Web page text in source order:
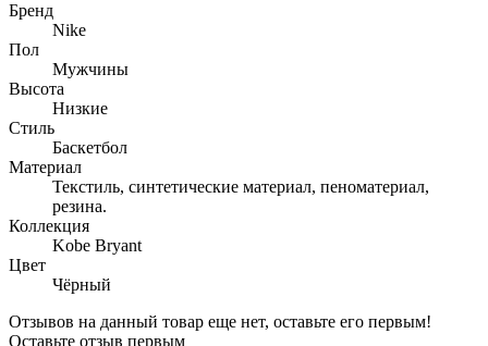
Бренд
Nike
Пол
Мужчины
Высота
Низкие
Стиль
Баскетбол
Материал
Текстиль, синтетические материал, пеноматериал,
резина.
Коллекция
Kobe Bryant
Цвет
Чёрный
Отзывов на данный товар еще нет, оставьте его первым!
Оставьте отзыв первым